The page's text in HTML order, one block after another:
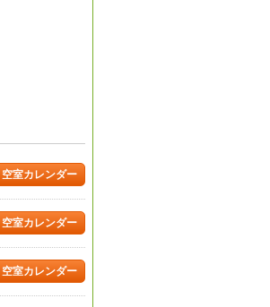
空室カレンダー
空室カレンダー
空室カレンダー